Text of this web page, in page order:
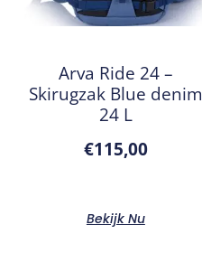
Arva Ride 24 –
Skirugzak Blue denim
24 L
€115,00
Bekijk Nu